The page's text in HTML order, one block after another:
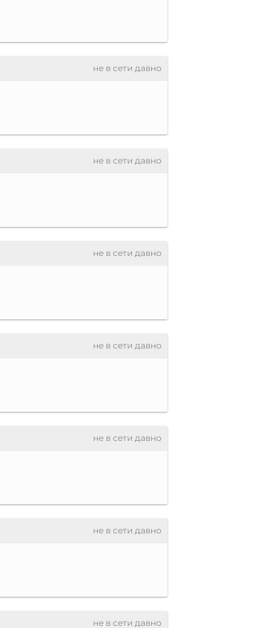
не в сети давно
не в сети давно
не в сети давно
не в сети давно
не в сети давно
не в сети давно
не в сети давно